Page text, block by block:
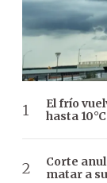
El frío
hasta
Corte
matar a